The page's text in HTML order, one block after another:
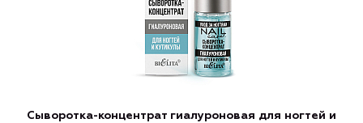
Сыворотка-концентрат гиалуроновая для ногтей и